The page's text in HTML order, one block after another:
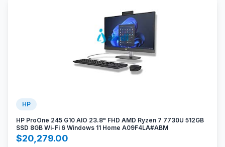
HP
HP ProOne 245 G10 AIO 23.8" FHD AMD Ryzen 7 7730U 512GB
SSD 8GB Wi-Fi 6 Windows 11 Home A09F4LA#ABM
$20,279.00